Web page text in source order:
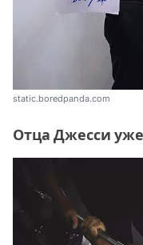
static.boredpanda.com
Отца Джесси